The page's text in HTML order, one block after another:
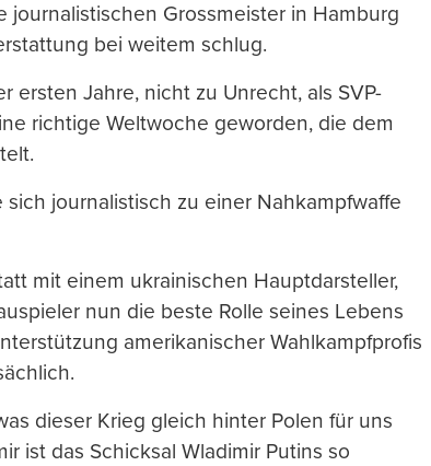
journalistischen Grossmeister in Hamburg
bei weitem schlug.
ersten Jahre, nicht zu Unrecht, als SVP-
richtige Weltwoche geworden, die dem
sich journalistisch zu einer Nahkampfwaffe
mit einem ukrainischen Hauptdarsteller,
nun die beste Rolle seines Lebens
amerikanischer Wahlkampfprofis
dieser Krieg gleich hinter Polen für uns
ist das Schicksal Wladimir Putins so